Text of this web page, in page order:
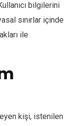
bilgilerini
sınırlar içinde
ile
kişi, istenilen